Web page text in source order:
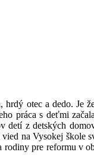
otec a dedo. Je
práca s deťmi
detí z detských
na Vysokej
pre reformu v